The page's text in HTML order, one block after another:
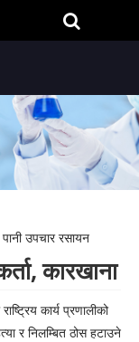
उपचार रसायन
कारखाना
कार्य प्रणालीको
र निलम्बित ठोस हटाउने